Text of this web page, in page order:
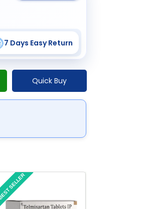
7 Days Easy Return
Quick Buy
SELLER